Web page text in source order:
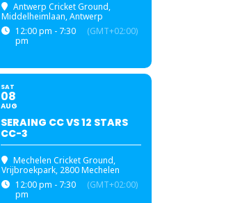
Antwerp Cricket Ground,
Middelheimlaan, Antwerp
12:00 pm - 7:30
pm
(GMT+02:00)
SAT
08
AUG
SERAING CC VS 12 STARS
CC-3
Mechelen Cricket Ground,
Vrijbroekpark, 2800 Mechelen
12:00 pm - 7:30
pm
(GMT+02:00)